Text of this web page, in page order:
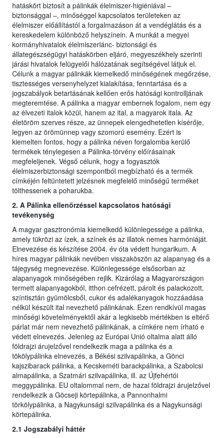
hatáskört biztosít a pálinkák élelmiszer-higiéniával –
biztonsággal –, minőséggel kapcsolatos területeken az
élelmiszer előállítástól a forgalmazáson át a vendéglátás és a
kereskedelem különböző helyszínein. A munkát a megyei
kormányhivatalok élelmiszerlánc- biztonsági és
állategészségügyi hatáskörben eljáró, megyeszékhely szerinti
járási hivatalok felügyelői hálózatának segítségével látjuk el.
Célunk a magyar pálinkák kiemelkedő minőségének megőrzése,
tisztességes versenyhelyzet kialakítása, fenntartása és a
jogszabályok betartásának kellően erős hatósági kontrolljának
megteremtése. A pálinka a magyar embernek fogalom, nem egy
az élvezeti italok közül, hanem az ital, a magyarok itala. Az
életöröm szerves része, az ünnepek elengedhetetlen kísérője,
legyen az örömünnep vagy szomorú esemény. Ezért is
kiemelten fontos, hogy a pálinka néven forgalomba kerülő
termékek ténylegesen a Pálinka-törvény előírásainak
megfeleljenek. Végső célunk, hogy a fogyasztók
élelmiszerbiztonsági szempontból megbízható és a termék
címkéjén feltüntetett jelzésnek megfelelő minőségű terméket
tölthessenek a poharukba.
2. A Pálinka ellenőrzéssel kapcsolatos hatósági
tevékenység
A magyar gasztronómia kiemelkedő különlegessége a pálinka,
amely tükrözi az ízek, a színek és az illatok nemes harmóniáját.
Elnevezése és készítése 2004. év óta védett hungarikum. A
híres magyar pálinkák nevében visszaköszön az alapanyag és a
tájegység megnevezése. Különlegessége elsősorban az
alapanyagok minőségében rejlik. Kizárólag a Magyarországon
termett alapanyagokból, itthon cefrézett, párolt és palackozott,
színtisztán gyümölcsből, cukor és adalékanyagok hozzáadása
nélkül készült ital nevezhető pálinkának. Ezen rendkívül magas
minőségi követelményektől akár a legkisebb mértékben is eltérő
párlat már nem nevezhető pálinkának, a címkére nem írható e
védett elnevezés. Jelenleg az Európai Unió oltalma alatt álló
földrajzi árujelzővel rendelkezik maga a pálinka és a
tökölypálinka elnevezés, a Békési szilvapálinka, a Gönci
kajszibarack pálinka, a Kecskeméti barackpálinka, a Szabolcsi
almapálinka, a Szatmári szilvapálinka, ill. az Újfehértói
meggypálinka. EU oltalommal nem, de hazai földrajzi árujelzővel
rendelkezik a Göcseji körtepálinka, a Pannonhalmi
törkölypálinka, a Nagykunsági szilvapálinka és a Nagykunsági
körtepálinka.
2.1 Jogszabályi háttér